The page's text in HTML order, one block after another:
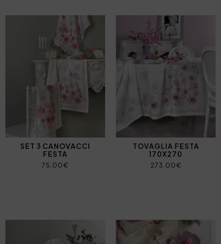
SET 3 CANOVACCI
FESTA
75,00€
TOVAGLIA FESTA
170X270
273,00€